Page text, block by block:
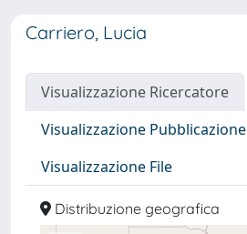
Carriero, Lucia
Visualizzazione Ricercatore
Visualizzazione Pubblicazione
Visualizzazione File
Distribuzione geografica